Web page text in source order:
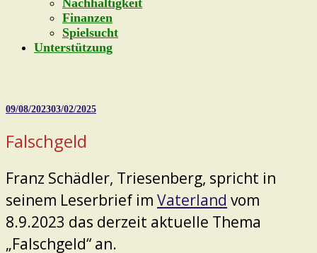
Nachhaltigkeit
Finanzen
Spielsucht
Unterstützung
Veröffentlicht
09/08/202303/02/2025
Falschgeld
Franz Schädler, Triesenberg, spricht in
seinem Leserbrief im Vaterland vom
8.9.2023 das derzeit aktuelle Thema
„Falschgeld“ an.